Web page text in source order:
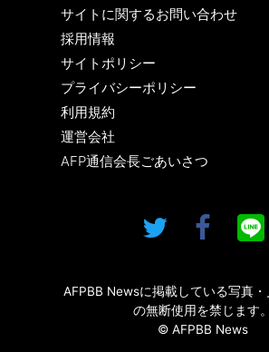
サイトに関するお問い合わせ
採用情報
サイトポリシー
プライバシーポリシー
利用規約
運営会社
AFP通信会長ごあいさつ
AFPBB Newsに掲載している写真
の無断使用を禁じます。
© AFPBB News